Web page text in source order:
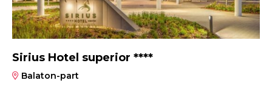
Sirius Hotel superior ****
Balaton-part